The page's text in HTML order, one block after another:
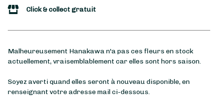
Click & collect gratuit
Malheureusement Hanakawa n'a pas ces fleurs en stock
actuellement, vraisemblablement car elles sont hors saison.
Soyez averti quand elles seront à nouveau disponible, en
renseignant votre adresse mail ci-dessous.